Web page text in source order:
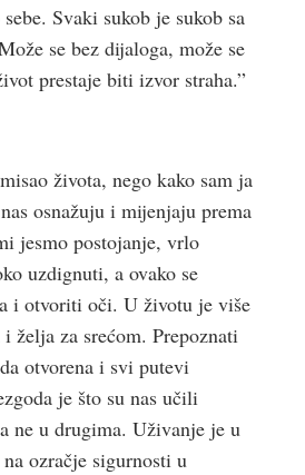
Svaki sukob je sukob sa
se bez dijaloga, može se
prestaje biti izvor straha.”
života, nego kako sam ja
osnažuju i mijenjaju prema
jesmo postojanje, vrlo
uzdignuti, a ovako se
i otvoriti oči. U životu je više
želja za srećom. Prepoznati
otvorena i svi putevi
je što su nas učili
ne u drugima. Uživanje je u
ozračje sigurnosti u